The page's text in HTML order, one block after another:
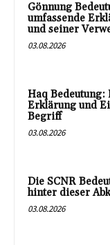
Gönnung
umfassende
und seiner
03.08.2026
Haq Bedeutung:
Erklärung und
Begriff
03.08.2026
Die SCNR
hinter dieser
03.08.2026